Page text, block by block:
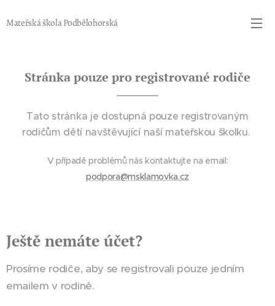
Mateřská škola Podbělohorská
Stránka pouze pro registrované rodiče
Tato stránka je dostupná pouze registrovaným
rodičům dětí navštěvující naší mateřskou školku.
V případě problémů nás kontaktujte na email:
podpora@msklamovka.cz
Ještě nemáte účet?
Prosíme rodiče, aby se registrovali pouze jedním
emailem v rodině.